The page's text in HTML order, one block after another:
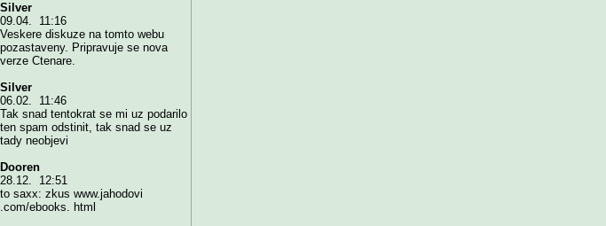
Silver
09.04. 11:16
Veskere diskuze na tomto webu
pozastaveny. Pripravuje se nova
verze Ctenare.
Silver
06.02. 11:46
Tak snad tentokrat se mi uz podarilo
ten spam odstinit, tak snad se uz
tady neobjevi
Dooren
28.12. 12:51
to saxx: zkus www.jahodovi
.com/ebooks. html